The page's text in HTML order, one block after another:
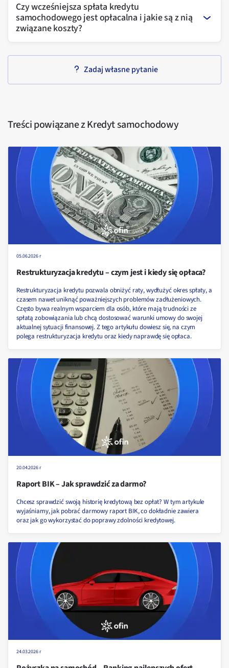
Czy wcześniejsza spłata kredytu
samochodowego jest opłacalna i jakie są z nią
związane koszty?
Zadaj własne pytanie
Treści powiązane zKredyt samochodowy
05.06.2026 r
Restrukturyzacja kredytu – czym jest i kiedy się opłaca?
Restrukturyzacja kredytu pozwala obniżyć raty, wydłużyć okres spłaty, a
czasem nawet uniknąć poważniejszych problemów zadłużeniowych.
Często bywa realnym wsparciem dla osób, które mają trudności ze
spłatą zobowiązania lub chcą dostosować warunki umowy do swojej
aktualnej sytuacji finansowej. Z tego artykułu dowiesz się, na czym
polega restrukturyzacja kredytu oraz kiedy naprawdę się opłaca.
20.04.2026 r
Raport BIK – Jak sprawdzić za darmo?
Chcesz sprawdzić swoją historię kredytową bez opłat? W tym artykule
wyjaśniamy, jak pobrać darmowy raport BIK, co dokładnie zawiera
oraz jak go wykorzystać do poprawy zdolności kredytowej.
24.03.2026 r